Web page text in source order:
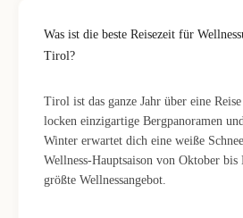
Was ist die beste Reisezeit für
Tirol?
Tirol ist das ganze Jahr über eine
locken einzigartige Bergpanoramen
Winter erwartet dich eine weiße
Wellness-Hauptsaison von Oktober
größte Wellnessangebot.